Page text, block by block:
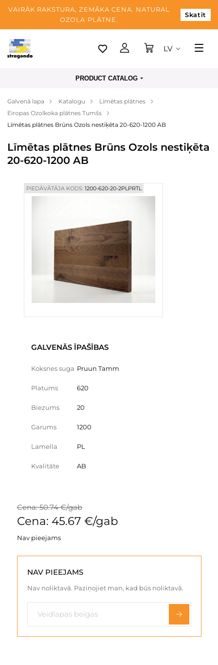
VAIRĀK RAKSTURA, ZEMĀKA CENA. NATURAL
OZOLA PLĀTNE.
Skatīt
Tallina
Apmaksa
Par mums
Blogs
Kontaktinformācija
LV
PRODUCT CATALOG
Galvenā lapa Katalogu
Līmētas plātnes
Eiropas Ozolkoka plātnes Tumšs
Līmētas plātnes Brūns Ozols nestiķēta 20-620-1200 AB
Līmētas plātnes Brūns Ozols nestiķēta
20-620-1200 AB
PIEDĀVĀTĀJA KODS:1200-620-20-2PLPRTL
GALVENĀS ĪPAŠĪBAS
Koksnes suga Pruun Tamm
Platums 620
Biezums 20
Garums 1200
Lamella PL
Kvalitāte AB
Cena: 50.74 €/gab
Cena: 45.67 €/gab
Nav pieejams
NAV PIEEJAMS
Nav noliktavā. Paziņojiet man, kad būs noliktavā.